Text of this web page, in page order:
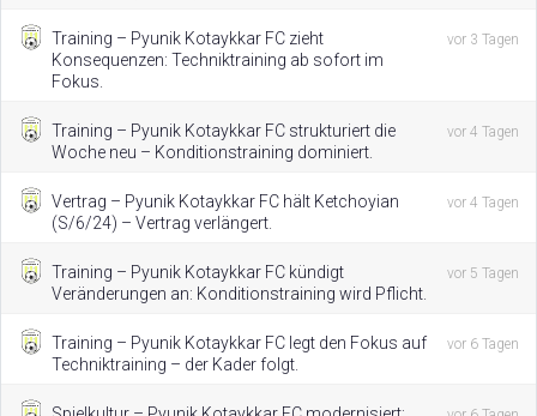
Training – Pyunik Kotaykkar FC zieht
Konsequenzen: Techniktraining ab sofort im
Fokus.
vor 3 Tagen
Training – Pyunik Kotaykkar FC strukturiert die
Woche neu – Konditionstraining dominiert.
vor 4 Tagen
Vertrag – Pyunik Kotaykkar FC hält Ketchoyian
(S/6/24) – Vertrag verlängert.
vor 4 Tagen
Training – Pyunik Kotaykkar FC kündigt
Veränderungen an: Konditionstraining wird Pflicht.
vor 5 Tagen
Training – Pyunik Kotaykkar FC legt den Fokus auf
Techniktraining – der Kader folgt.
vor 6 Tagen